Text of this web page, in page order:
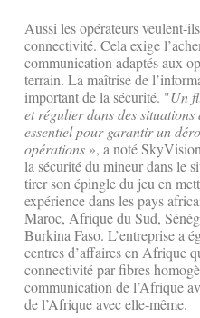
Aussi les opérateurs veulent-
connectivité. Cela exige
communication adaptés aux
terrain. La maîtrise de
important de la sécurité. "Un
et régulier dans des situations
essentiel pour garantir un
opérations », a noté
la sécurité du mineur dans le
tirer son épingle du jeu en
expérience dans les pays
Maroc, Afrique du Sud,
Burkina Faso. L’entreprise a
centres d’affaires en Afrique
connectivité par fibres
communication de l’Afrique
de l’Afrique avec elle-même.